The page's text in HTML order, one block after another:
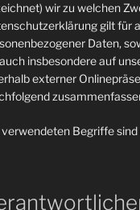
wir zu welchen
gilt für
Daten,
insbesondere auf
externer
verwendeten Begriffe